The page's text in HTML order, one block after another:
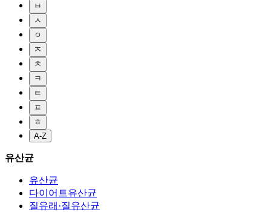
ㅂ
ㅅ
ㅇ
ㅈ
ㅊ
ㅋ
ㅌ
ㅍ
ㅎ
A-Z
유산균
유산균
다이어트유산균
질유래·질유산균